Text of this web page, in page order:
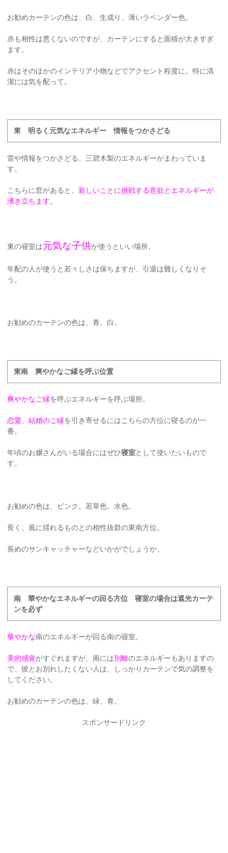
お勧めカーテンの色は、白、生成り、薄いラベンダー色。
赤も相性は悪くないのですが、カーテンにすると面積が大きすぎ
ます。
赤はそのほかのインテリア小物などでアクセント程度に。特に清
潔には気を配って。
東 明るく元気なエネルギー 情報をつかさどる
雷や情報をつかさどる、三碧木製のエネルギーがまわっていま
す。
こちらに窓があると、 新しいことに挑戦する意欲とエネルギーが
沸き立ちます。
東の寝室は元気な子供が使うといい場所。
年配の人が使うと若々しさは保ちますが、引退は難しくなりそ
う。
お勧めのカーテンの色は、青、白。
東南 爽やかなご縁を呼ぶ位置
爽やかなご縁を呼ぶエネルギーを呼ぶ場所。
恋愛、結婚のご縁を引き寄せるにはこちらの方位に寝るのが一
番。
年頃のお嬢さんがいる場合にはぜひ寝室として使いたいもので
す。
お勧めの色は、ピンク。若草色。水色。
長く、風に揺れるものとの相性抜群の東南方位。
長めのサンキャッチャーなどいかがでしょうか。
南 華やかなエネルギーの回る方位 寝室の場合は遮光カーテ
ンを必ず
華やかな南のエネルギーが回る南の寝室。
美的感覚がすぐれますが、南には別離のエネルギーもありますの
で、彼とお別れしたくない人は、しっかりカーテンで気の調整を
してください。
お勧めのカーテンの色は、緑、青。
スポンサードリンク